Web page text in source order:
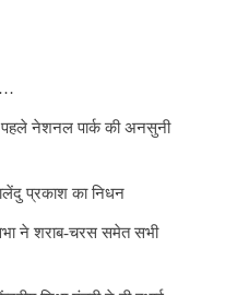
नेशनल पार्क की अनसुनी
प्रकाश का निधन
ने शराब-चरस समेत सभी